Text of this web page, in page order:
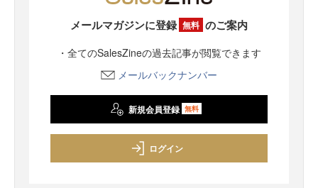
メールマガジンに登録 無料 のご案内
・全てのSalesZineの過去記事が閲覧できます
メールバックナンバー
新規会員登録 無料
ログイン